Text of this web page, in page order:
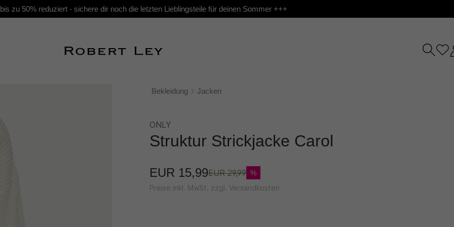
zu 50% reduziert - sichere dir noch die letzten Lieblingsteile für deinen Sommer +++
Bekleidung Jacken
ONLY
Struktur Strickjacke Carol
EUR 15,99EUR 29,99 %
Preise inkl. MwSt. zzgl. Versandkosten